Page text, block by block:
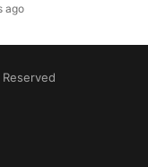
ago